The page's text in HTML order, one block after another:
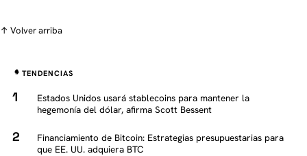
↑ Volver arriba
TENDENCIAS
Estados Unidos usará stablecoins para mantener la
hegemonía del dólar, afirma Scott Bessent
Financiamiento de Bitcoin: Estrategias presupuestarias para
que EE. UU. adquiera BTC